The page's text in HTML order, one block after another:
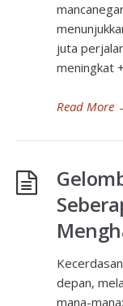
juta
meningkat
Read More
depan,
mana-